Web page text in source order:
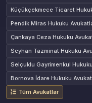
Küçükçekmece Ticaret
Pendik Miras Hukuku
Çankaya Ceza Hukuku
Seyhan Tazminat Hukuku
Selçuklu Gayrimenkul
Bornova İdare Hukuku
Tüm Avukatlar